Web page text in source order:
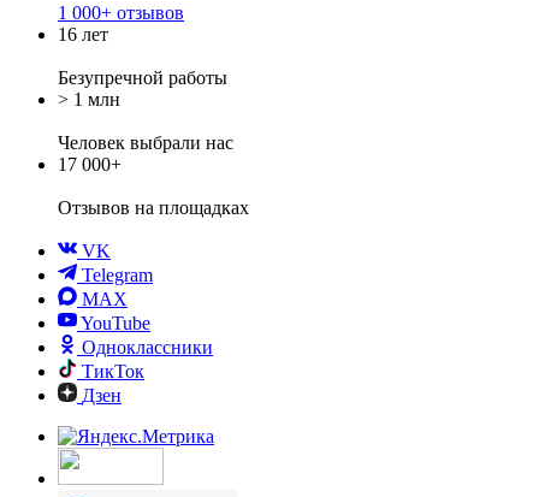
1 000+ отзывов
16 лет
Безупречной работы
> 1 млн
Человек выбрали нас
17 000+
Отзывов на площадках
VK
Telegram
MAX
YouTube
Одноклассники
ТикТок
Дзен